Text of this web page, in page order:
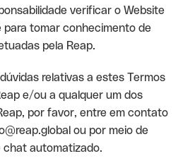
verificar o Website
para tomar conhecimento de
pela Reap.
relativas a estes Termos
e/ou a qualquer um dos
por favor, entre em contato
ou por meio de
chat automatizado.